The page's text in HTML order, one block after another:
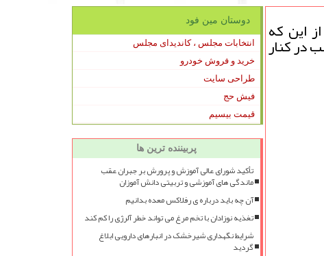
این که
در کنار
دوستان مین فود
انتخابات مجلس ، کاندیدای مجلس
خرید و فروش خودرو
طراحی سایت
فیش حج
قیمت بیسیم
پربیننده ترین ها
تأکید شورای عالی آموزش و پرورش بر جبران عقب
ماندگی های آموزشی و تربیتی دانش آموزان
آن چه باید درباره ی رفلاکس معده بدانیم
تغذیه نوزادان با تخم مرغ می تواند خطر آلرژی را کم کند
شرایط نگهداری شیرخشک در انبارهای دارویی ابلاغ
گردید